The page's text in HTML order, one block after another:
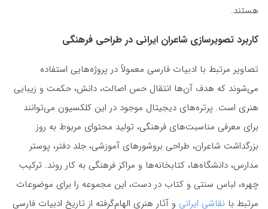
هستند.
کاربرد تصویرسازی شاعران ایرانی در طراحی فرهنگی
تصاویر مرتبط با ادبیات فارسی معمولاً در پروژه‌هایی استفاده
می‌شوند که هدف آن‌ها انتقال حس اصالت، دانش، حکمت و زیبایی
هنری است. پرتره‌های دیجیتال موجود در این کلکسیون می‌توانند
برای معرفی مناسبت‌های فرهنگی، تولید محتوای مربوط به روز
بزرگداشت شاعران، طراحی بروشورهای آموزشی، جلد دفتر، پوستر
مدارس، دانشگاه‌ها، کتابخانه‌ها و مراکز فرهنگی به کار روند. ترکیب
چهره، لباس سنتی و کتاب در دست، این مجموعه را برای موضوعات
مرتبط با نقاشی ایرانی و آثار هنری الهام‌گرفته از تاریخ ادبیات فارسی